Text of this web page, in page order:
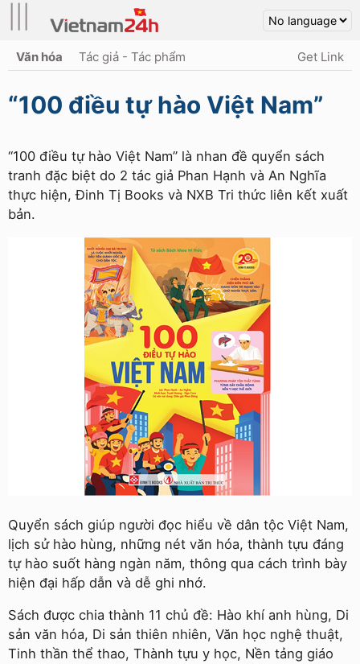
Văn hóa Tác giả - Tác phẩm Get Link
“100 điều tự hào Việt Nam”
“100 điều tự hào Việt Nam” là nhan đề quyển sách
tranh đặc biệt do 2 tác giả Phan Hạnh và An Nghĩa
thực hiện, Đinh Tị Books và NXB Tri thức liên kết xuất
bản.
Quyển sách giúp người đọc hiểu về dân tộc Việt Nam,
lịch sử hào hùng, những nét văn hóa, thành tựu đáng
tự hào suốt hàng ngàn năm, thông qua cách trình bày
hiện đại hấp dẫn và dễ ghi nhớ.
Sách được chia thành 11 chủ đề: Hào khí anh hùng, Di
sản văn hóa, Di sản thiên nhiên, Văn học nghệ thuật,
Tinh thần thể thao, Thành tựu y học, Nền tảng giáo